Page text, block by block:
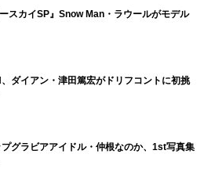
ースカイSP』Snow Man・ラウールがモデル
ダイアン・津田篤宏がドリフコントに初挑
グラビアアイドル・仲根なのか、1st写真集